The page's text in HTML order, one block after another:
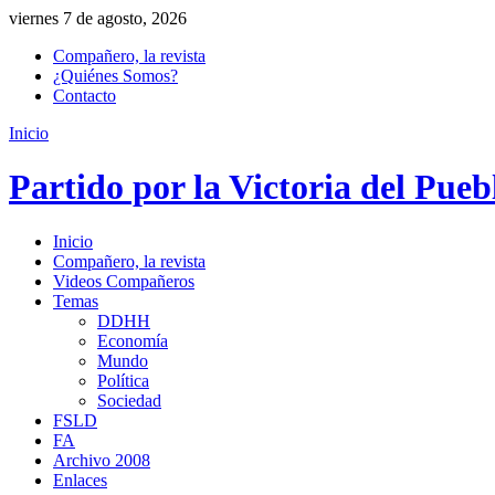
viernes 7 de agosto, 2026
Compañero, la revista
¿Quiénes Somos?
Contacto
Inicio
Partido por la Victoria del
Inicio
Compañero, la revista
Videos Compañeros
Temas
DDHH
Economía
Mundo
Política
Sociedad
FSLD
FA
Archivo 2008
Enlaces